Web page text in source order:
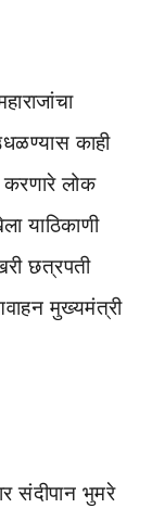
काही
करणारे लोक
याठिकाणी
छत्रपती
मुख्यमंत्री
संदीपान भुमरे